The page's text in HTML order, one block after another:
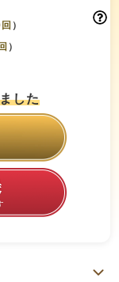
回 ）
回 ）
した